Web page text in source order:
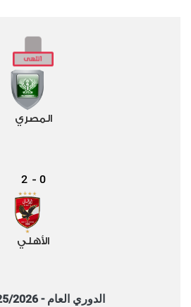
المصري
0
-
2
الأهلي
الدوري العام - 2025/2026